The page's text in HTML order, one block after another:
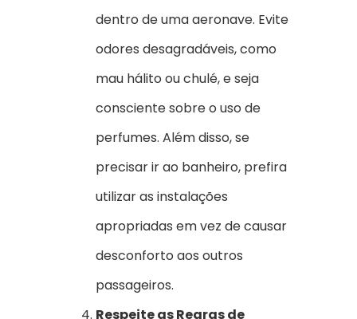
dentro de uma aeronave. Evite
odores desagradáveis, como
mau hálito ou chulé, e seja
consciente sobre o uso de
perfumes. Além disso, se
precisar ir ao banheiro, prefira
utilizar as instalações
apropriadas em vez de causar
desconforto aos outros
passageiros.
Respeite as Regras de